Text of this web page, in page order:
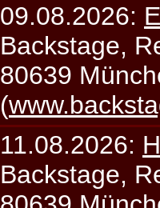
09.08.2026:
Backstage,
80639
(
11.08.2026:
Backstage,